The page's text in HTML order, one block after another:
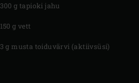
300 g tapioki jahu
150 g vett
3 g musta toiduvärvi (aktiivsüsi)